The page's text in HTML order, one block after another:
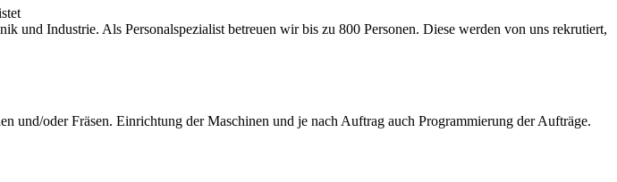
und Industrie. Als Personalspezialist betreuen wir bis zu 800 Personen. Diese werden von uns rekrutiert,
oder Fräsen. Einrichtung der Maschinen und je nach Auftrag auch Programmierung der Aufträge.